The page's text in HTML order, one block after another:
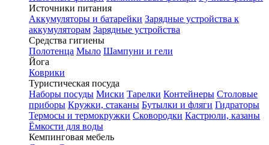
Источники питания
Аккумуляторы и батарейки Зарядные устройства к
аккумуляторам Зарядные устройства
Средства гигиены
Полотенца Мыло Шампуни и гели
Йога
Коврики
Туристическая посуда
Наборы посуды Миски Тарелки Контейнеры Столовые
приборы Кружки, стаканы Бутылки и фляги Гидраторы
Термосы и термокружки Сковородки Кастрюли, казаны
Ёмкости для воды
Кемпинговая мебель